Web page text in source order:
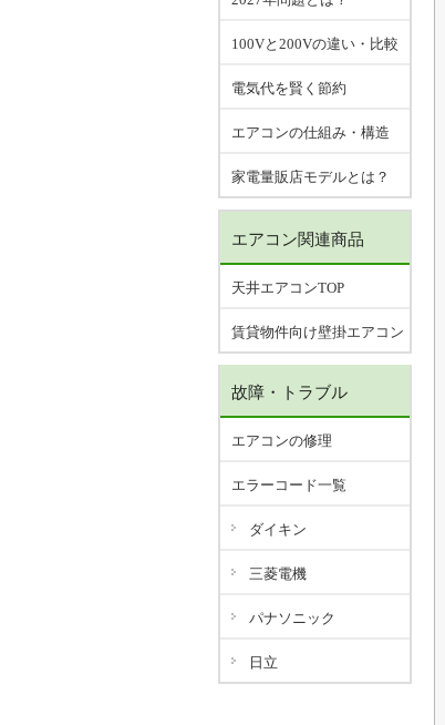
100Vと200Vの違い・比較
電気代を賢く節約
エアコンの仕組み・構造
家電量販店モデルとは？
エアコン関連商品
天井エアコンTOP
賃貸物件向け壁掛エアコン
故障・トラブル
エアコンの修理
エラーコード一覧
ダイキン
三菱電機
パナソニック
日立